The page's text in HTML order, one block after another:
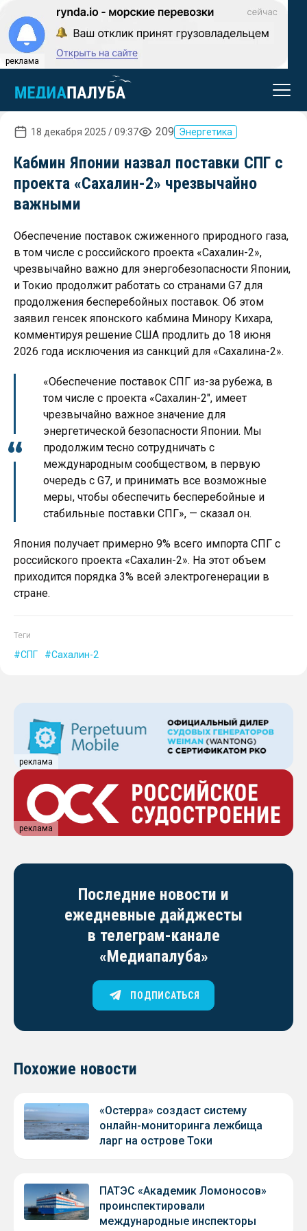
реклама
18 декабря 2025 / 09:37 209 Энергетика
Кабмин Японии назвал поставки СПГ с
проекта «Сахалин-2» чрезвычайно
важными
Обеспечение поставок сжиженного природного газа,
в том числе с российского проекта «Сахалин-2»,
чрезвычайно важно для энергобезопасности Японии,
и Токио продолжит работать со странами G7 для
продолжения бесперебойных поставок. Об этом
заявил генсек японского кабмина Минору Кихара,
комментируя решение США продлить до 18 июня
2026 года исключения из санкций для «Сахалина-2».
«Обеспечение поставок СПГ из-за рубежа, в
том числе с проекта «Сахалин-2″, имеет
чрезвычайно важное значение для
энергетической безопасности Японии. Мы
продолжим тесно сотрудничать с
международным сообществом, в первую
очередь с G7, и принимать все возможные
меры, чтобы обеспечить бесперебойные и
стабильные поставки СПГ», — сказал он.
Япония получает примерно 9% всего импорта СПГ с
российского проекта «Сахалин-2». На этот объем
приходится порядка 3% всей электрогенерации в
стране.
Теги
СПГ Сахалин-2
реклама
реклама
Последние новости и
ежедневные дайджесты
в телеграм-канале
«Медиапалуба»
ПОДПИСАТЬСЯ
Похожие новости
«Остерра» создаст систему
онлайн-мониторинга лежбища
ларг на острове Токи
ПАТЭС «Академик Ломоносов»
проинспектировали
международные инспекторы